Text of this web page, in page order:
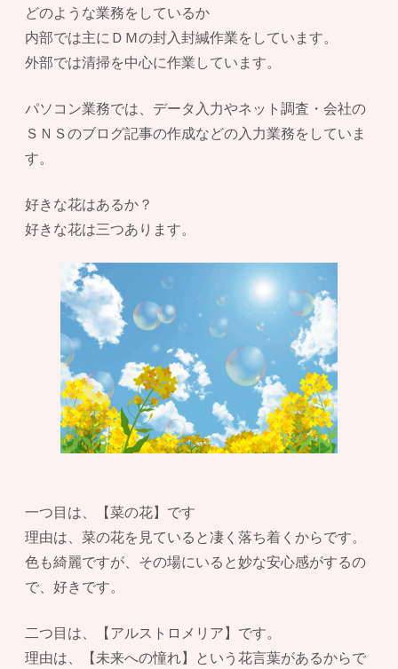
どのような業務をしているか
内部では主にＤＭの封入封緘作業をしています。
外部では清掃を中心に作業しています。
パソコン業務では、データ入力やネット調査・会社の
ＳＮＳのブログ記事の作成などの入力業務をしていま
す。
好きな花はあるか？
好きな花は三つあります。
一つ目は、【菜の花】です
理由は、菜の花を見ていると凄く落ち着くからです。
色も綺麗ですが、その場にいると妙な安心感がするの
で、好きです。
二つ目は、【アルストロメリア】です。
理由は、【未来への憧れ】という花言葉があるからで